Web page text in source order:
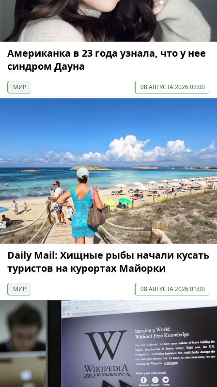
Американка в 23 года узнала, что у нее
синдром Дауна
МИР 08 АВГУСТА 2026 02:00
Daily Mail: Хищные рыбы начали кусать
туристов на курортах Майорки
МИР 08 АВГУСТА 2026 01:00